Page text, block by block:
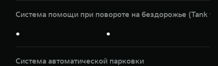
Система помощи при повороте на бездорожье (Tank
● ●
Система автоматической парковки